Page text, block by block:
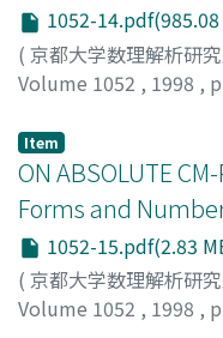
1052-
( 京都大学数理解析研
Volume 1052 , 1998 ,
Item
ON ABSOLUTE
Forms and
1052-15.pdf(2.83
( 京都大学数理解析研
Volume 1052 , 1998 ,